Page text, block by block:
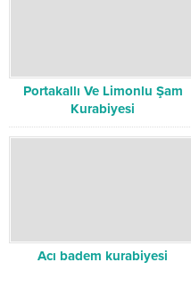
Portakallı Ve Limonlu Şam
Kurabiyesi
Acı badem kurabiyesi